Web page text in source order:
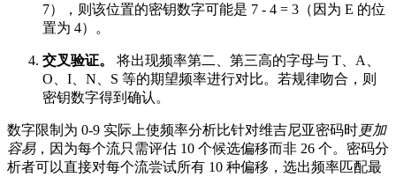
7），则该位置的密钥数字可能是 7 - 4 = 3（因为 E 的位
置为 4）。
交叉验证。
将出现频率第二、第三高的字母与 T、A、
O、I、N、S 等的期望频率进行对比。若规律吻合，则
密钥数字得到确认。
数字限制为 0-9 实际上使频率分析比针对维吉尼亚密码时更加
容易，因为每个流只需评估 10 个候选偏移而非 26 个。密码分
析者可以直接对每个流尝试所有 10 种偏移，选出频率匹配最